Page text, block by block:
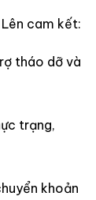
cam kết:
tháo dỡ và
trạng,
khoản